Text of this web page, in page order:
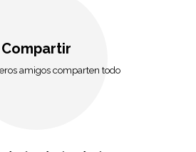
Compartir
amigos comparten todo